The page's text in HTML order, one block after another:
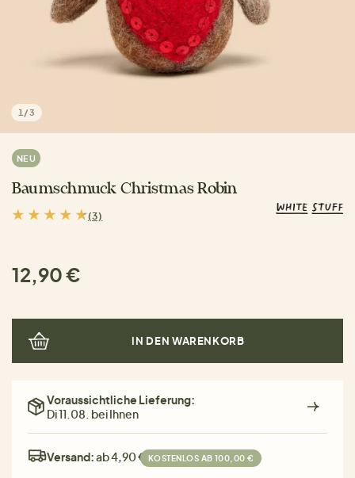
1 /3
NEU
Baumschmuck Christmas Robin
(3)
12,90 €
IN DEN WARENKORB
Voraussichtliche Lieferung:
Di 11.08. bei Ihnen
Versand:ab 4,90 € KOSTENLOS AB 100,00 €